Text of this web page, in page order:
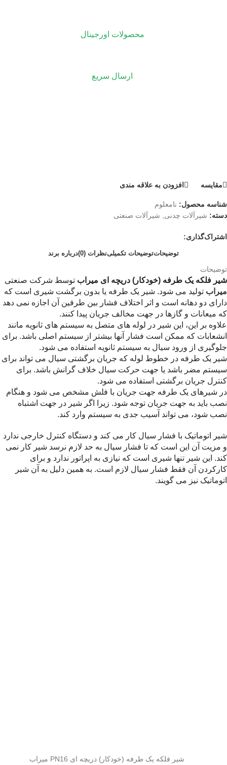
محصولات اورجینال
ارسال سریع
مقايسه افزودن به علاقه مندی
شناسه محصول: نامعلوم
دسته: شیرآلات چدنی شیرآلات صنعتی
اشتراک‌گذاری:
توضیحاتتوضیحات تکمیلینظرات (0) درباره برند
توضیحات
شیر فلکه یک طرفه (خودکار) دریچه ای میراب توسط شرکت صنعتی
میراب تولید می شود. شیر یک طرفه یا بدون برگشت شیری است که
دارای دو دهانه است و اثر اختلاف فشار بین طرفین آن اجازه نمی دهد
که میعانات و گازها در جهت مخالف جریان پیدا کنند.
علاوه بر این، این شیر در لوله های متصل به سیستم های ثانویه مانند
انشعابات که ممکن است فشار آنها بیشتر از سیستم اصلی باشد. برای
جلوگیری از ورود سیال به سیستم ثانویه استفاده می شود.
شیر یک طرفه در خطوط لوله که جریان برگشتی سیال می تواند برای
سیستم مضر باشد یا جهت حرکت سیال خلاف گرانش باشد. برای
کنترل جریان برگشتی استفاده می شود.
در شیرهای یک طرفه جهت جریان با فلش مشخص می شود و هنگام
نصب باید به جهت جریان توجه شود. زیرا اگر شیر در جهت اشتباه
نصب شود، می تواند آسیب جدی به سیستم وارد کند.
شیر اتوماتیک با فشار سیال کار می کند و دستگاه کنترل خارجی ندارد
و مزیت آن این است که تا فشار سیال به حد لازم نرسد شیر کار نمی
کند. این شیر تنها شیری است که نیازی به اپراتور ندارد و برای
کارکردن آن فقط فشار سیال لازم است. به همین دلیل به آن شیر
اتوماتیک نیز می گویند.
شیر فلکه یک طرفه (خودکار) دریچه ای PN16 میراب